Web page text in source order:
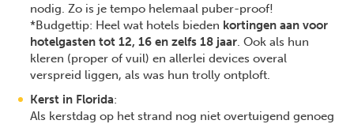
nodig. Zo is je tempo helemaal puber-proof!
*Budgettip: Heel wat hotels bieden kortingen aan voor
hotelgasten tot 12, 16 en zelfs 18 jaar. Ook als hun
kleren (proper of vuil) en allerlei devices overal
verspreid liggen, als was hun trolly ontploft.
Kerst in Florida:
Als kerstdag op het strand nog niet overtuigend genoeg